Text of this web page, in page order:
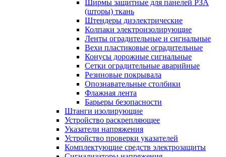
Ширмы защитные для панелей РЗА
(шторы) ткань
Штендеры диэлектрические
Колпаки электроизолирующие
Ленты оградительные и сигнальные
Вехи пластиковые оградительные
Конусы дорожные сигнальные
Сетки оградительные аварийные
Резиновые покрывала
Опознавательные столбики
Флажная лента
Барьеры безопасности
Штанги изолирующие
Устройство раскрепляющее
Указатели напряжения
Устройство проверки указателей
Комплектующие средств электрозащиты